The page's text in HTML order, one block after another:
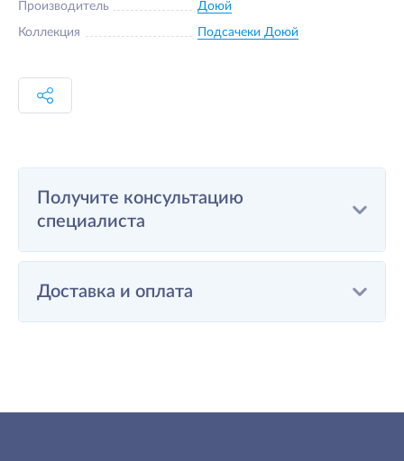
Производитель Доюй
Коллекция Подсачеки Доюй
Получите консультацию
специалиста
Доставка и оплата